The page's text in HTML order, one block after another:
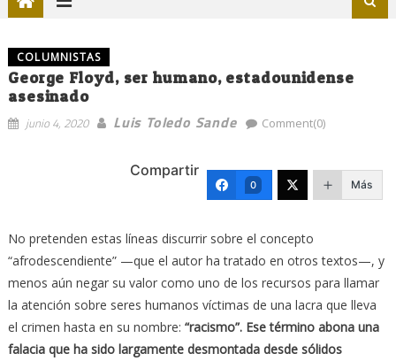
COLUMNISTAS
George Floyd, ser humano, estadounidense
asesinado
junio 4, 2020 Luis Toledo Sande Comment(0)
Compartir
0 Más
No pretenden estas líneas discurrir sobre el concepto
“afrodescendiente” —que el autor ha tratado en otros textos—, y
menos aún negar su valor como uno de los recursos para llamar
la atención sobre seres humanos víctimas de una lacra que lleva
el crimen hasta en su nombre: “racismo”. Ese término abona una
falacia que ha sido largamente desmontada desde sólidos